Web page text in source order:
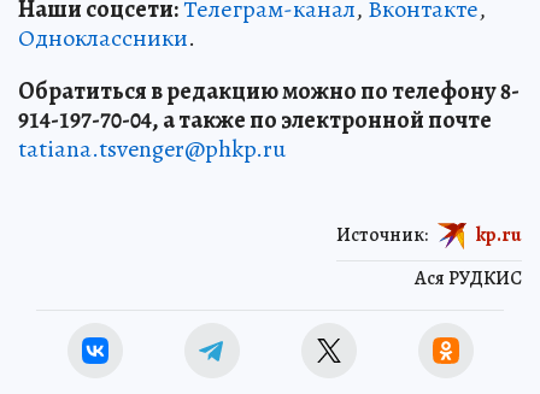
Наши соцсети:Телеграм-канал, Вконтакте,
Одноклассники.
Обратиться в редакцию можно по телефону 8-
914-197-70-04, а также по электронной почте
tatiana.tsvenger@phkp.ru
Ася РУДКИС
Источник: kp.ru